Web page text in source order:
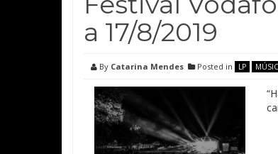
a 17/8/2019
By Catarina Mendes Posted in LP